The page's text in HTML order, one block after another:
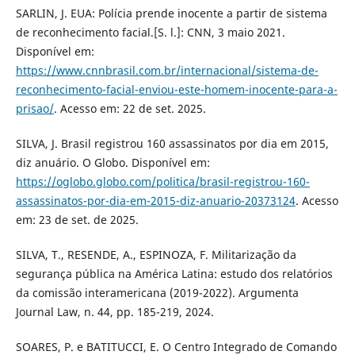
SARLIN, J. EUA: Polícia prende inocente a partir de sistema
de reconhecimento facial.[S. l.]: CNN, 3 maio 2021.
Disponível em:
https://www.cnnbrasil.com.br/internacional/sistema-de-
reconhecimento-facial-enviou-este-homem-inocente-para-a-
prisao/. Acesso em: 22 de set. 2025.
SILVA, J. Brasil registrou 160 assassinatos por dia em 2015,
diz anuário. O Globo. Disponível em:
https://oglobo.globo.com/politica/brasil-registrou-160-
assassinatos-por-dia-em-2015-diz-anuario-20373124. Acesso
em: 23 de set. de 2025.
SILVA, T., RESENDE, A., ESPINOZA, F. Militarização da
segurança pública na América Latina: estudo dos relatórios
da comissão interamericana (2019-2022). Argumenta
Journal Law, n. 44, pp. 185-219, 2024.
SOARES, P. e BATITUCCI, E. O Centro Integrado de Comando